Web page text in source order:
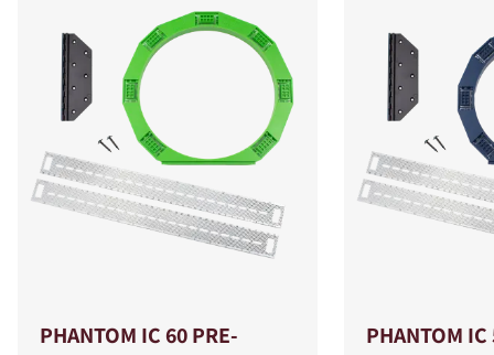
PHANTOM IC 60 PRE-
PHANTOM IC